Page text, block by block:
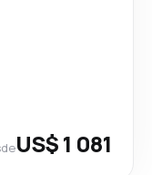
US$ 1 081